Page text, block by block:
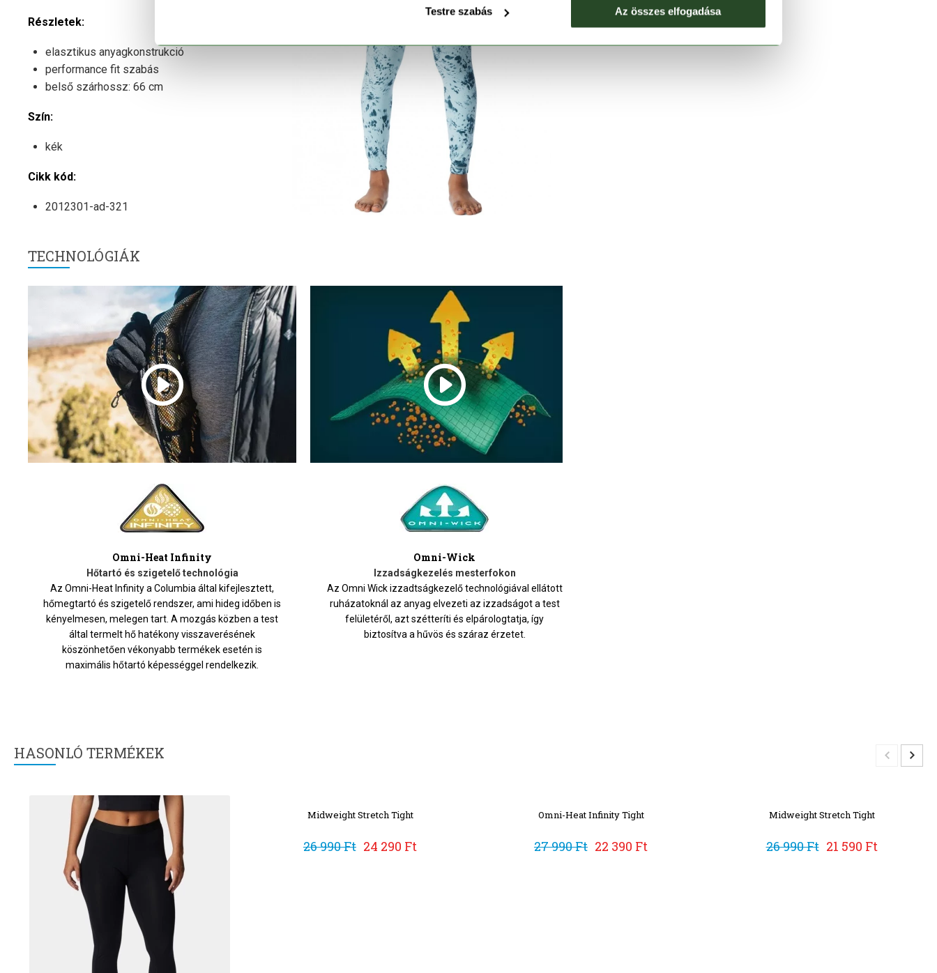
Testre szabás Az összes elfogadása
Részletek:
elasztikus anyagkonstrukció
performance fit szabás
belső szárhossz: 66 cm
Szín:
kék
Cikk kód:
2012301-ad-321
TECHNOLÓGIÁK
Omni-Heat Infinity
Hőtartó és szigetelő technológia
Az Omni-Heat Infinity a Columbia által kifejlesztett,
hőmegtartó és szigetelő rendszer, ami hideg időben is
kényelmesen, melegen tart. A mozgás közben a test
által termelt hő hatékony visszaverésének
köszönhetően vékonyabb termékek esetén is
maximális hőtartó képességgel rendelkezik.
Omni-Wick
Izzadságkezelés mesterfokon
Az Omni Wick izzadtságkezelő technológiával ellátott
ruházatoknál az anyag elvezeti az izzadságot a test
felületéről, azt szétteríti és elpárologtatja, így
biztosítva a hűvös és száraz érzetet.
HASONLÓ TERMÉKEK